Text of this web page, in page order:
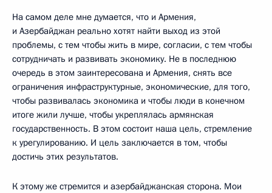
На самом деле мне думается, что и Армения,
и Азербайджан реально хотят найти выход из этой
проблемы, с тем чтобы жить в мире, согласии, с тем чтобы
сотрудничать и развивать экономику. Не в последнюю
очередь в этом заинтересована и Армения, снять все
ограничения инфраструктурные, экономические, для того,
чтобы развивалась экономика и чтобы люди в конечном
итоге жили лучше, чтобы укреплялась армянская
государственность. В этом состоит наша цель, стремление
к урегулированию. И цель заключается в том, чтобы
достичь этих результатов.
К этому же стремится и азербайджанская сторона. Мои